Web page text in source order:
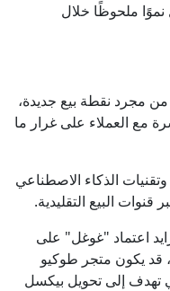
ملحوظًا خلال
من مجرد نقطة بيع جديدة،
مع العملاء على غرار ما
الذكاء الاصطناعي
البيع التقليدية.
اعتماد "غوغل" على
قد يكون متجر طوكيو
تهدف إلى تحويل بيكسل